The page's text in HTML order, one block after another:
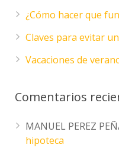
¿Cómo hacer que
Claves para evitar
Vacaciones de
Comentarios
MANUEL PEREZ
hipoteca